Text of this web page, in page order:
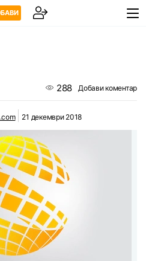
288 Добави коментар
21 декември 2018